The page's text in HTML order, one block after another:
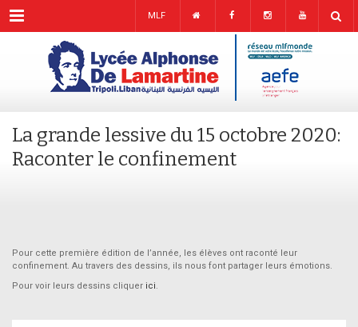
Menu MLF
La grande lessive du 15 octobre 2020:
Raconter le confinement
Pour cette première édition de l’année, les élèves ont raconté leur
confinement. Au travers des dessins, ils nous font partager leurs émotions.
Pour voir leurs dessins cliquer ici.